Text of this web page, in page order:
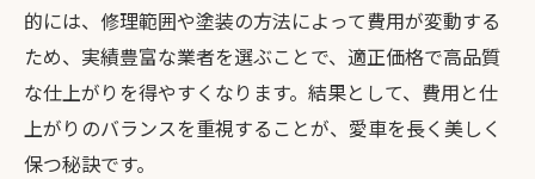
的には、修理範囲や塗装の方法によって費用が変動する
ため、実績豊富な業者を選ぶことで、適正価格で高品質
な仕上がりを得やすくなります。結果として、費用と仕
上がりのバランスを重視することが、愛車を長く美しく
保つ秘訣です。